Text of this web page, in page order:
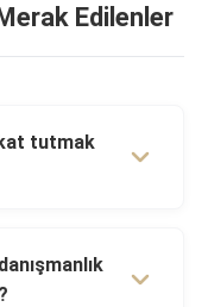
Edilenler
tutmak